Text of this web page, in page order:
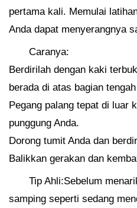
pertama kali. Memulai
Anda dapat menyerangnya
Caranya:
Berdirilah dengan kaki
berada di atas bagian
Pegang palang tepat di luar
punggung Anda.
Dorong tumit Anda dan
Balikkan gerakan dan
Tip Ahli:Sebelum
samping seperti sedang